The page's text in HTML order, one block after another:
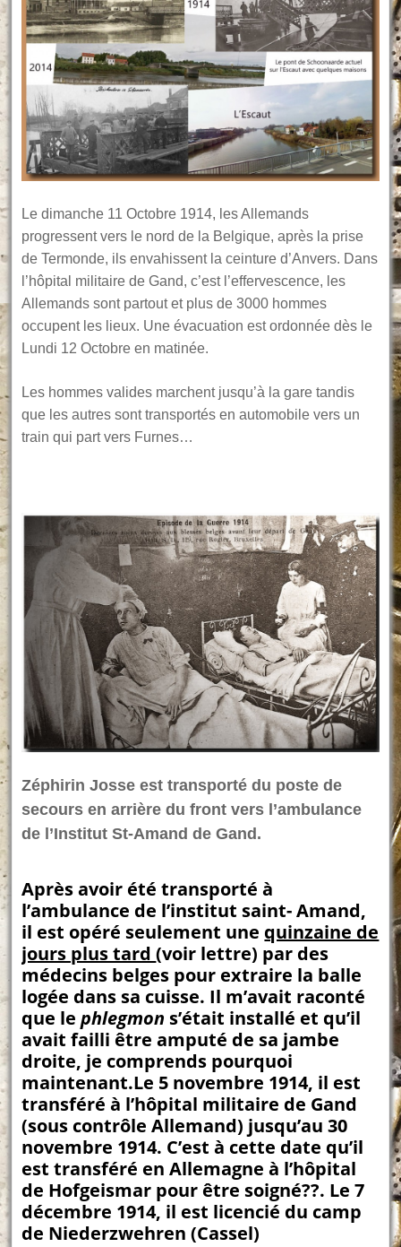
Le dimanche 11 Octobre 1914, les Allemands
progressent vers le nord de la Belgique, après la prise
de Termonde, ils envahissent la ceinture d’Anvers. Dans
l’hôpital militaire de Gand, c’est l’effervescence, les
Allemands sont partout et plus de 3000 hommes
occupent les lieux. Une évacuation est ordonnée dès le
Lundi 12 Octobre en matinée.
Les hommes valides marchent jusqu’à la gare tandis
que les autres sont transportés en automobile vers un
train qui part vers Furnes…
Zéphirin Josse est transporté du poste de
secours en arrière du front vers l’ambulance
de l’Institut St-Amand de Gand.
Après avoir été transporté à
l’ambulance de l’institut saint- Amand,
il est opéré seulement une quinzaine de
jours plus tard(voir lettre) par des
médecins belges pour extraire la balle
logée dans sa cuisse. Il m’avait raconté
que lephlegmon s’était installé et qu’il
avait failli être amputé de sa jambe
droite, je comprends pourquoi
maintenant.Le 5 novembre 1914, il est
transféré à l’hôpital militaire de Gand
(sous contrôle Allemand) jusqu’au 30
novembre 1914. C’est à cette date qu’il
est transféré en Allemagne à l’hôpital
de Hofgeismar pour être soigné??. Le 7
décembre 1914, il est licencié du camp
de Niederzwehren (Cassel)